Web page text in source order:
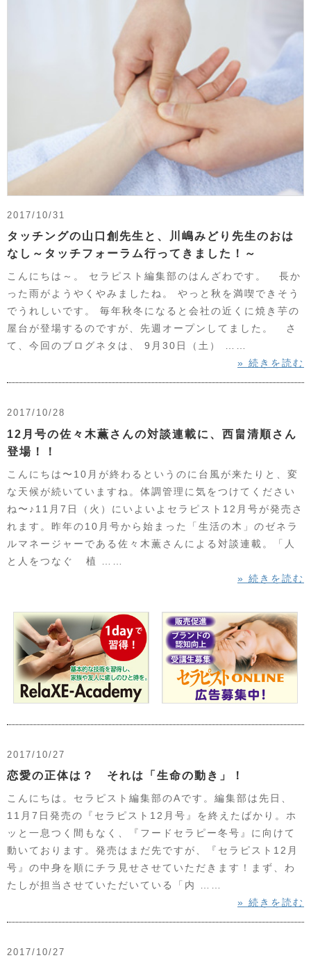
2017/10/31
タッチングの山口創先生と、川嶋みどり先生のおは
なし～タッチフォーラム行ってきました！～
こんにちは～。 セラピスト編集部のはんざわです。 長か
った雨がようやくやみましたね。 やっと秋を満喫できそう
でうれしいです。 毎年秋冬になると会社の近くに焼き芋の
屋台が登場するのですが、先週オープンしてました。 さ
て、今回のブログネタは、 9月30日（土） ……
» 続きを読む
2017/10/28
12月号の佐々木薫さんの対談連載に、西畠清順さん
登場！！
こんにちは〜10月が終わるというのに台風が来たりと、変
な天候が続いていますね。体調管理に気をつけてください
ね〜♪11月7日（火）にいよいよセラピスト12月号が発売さ
れます。昨年の10月号から始まった「生活の木」のゼネラ
ルマネージャーである佐々木薫さんによる対談連載。「人
と人をつなぐ 植 ……
» 続きを読む
2017/10/27
恋愛の正体は？ それは「生命の動き」！
こんにちは。セラピスト編集部のAです。編集部は先日、
11月7日発売の『セラピスト12月号』を終えたばかり。ホ
ッと一息つく間もなく、『フードセラピー冬号』に向けて
動いております。発売はまだ先ですが、『セラピスト12月
号』の中身を順にチラ見せさせていただきます！まず、わ
たしが担当させていただいている「内 ……
» 続きを読む
2017/10/27